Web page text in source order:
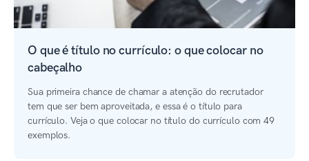
O que é título no currículo: o que colocar no
cabeçalho
Sua primeira chance de chamar a atenção do recrutador
tem que ser bem aproveitada, e essa é o título para
currículo. Veja o que colocar no título do currículo com 49
exemplos.